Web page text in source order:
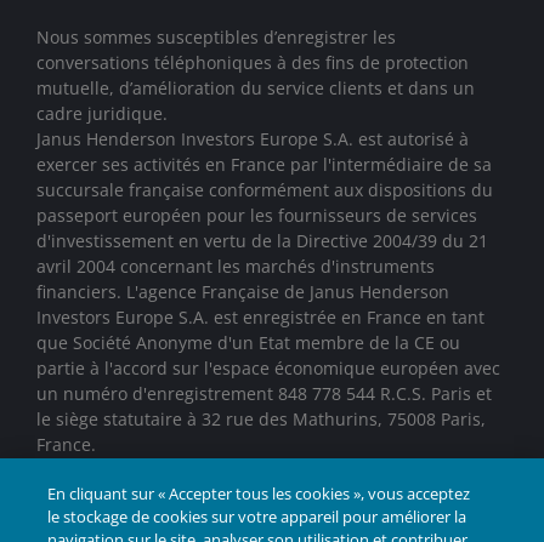
Nous sommes susceptibles d’enregistrer les
conversations téléphoniques à des fins de protection
mutuelle, d’amélioration du service clients et dans un
cadre juridique.
Janus Henderson Investors Europe S.A. est autorisé à
exercer ses activités en France par l'intermédiaire de sa
succursale française conformément aux dispositions du
passeport européen pour les fournisseurs de services
d'investissement en vertu de la Directive 2004/39 du 21
avril 2004 concernant les marchés d'instruments
financiers. L'agence Française de Janus Henderson
Investors Europe S.A. est enregistrée en France en tant
que Société Anonyme d'un Etat membre de la CE ou
partie à l'accord sur l'espace économique européen avec
un numéro d'enregistrement 848 778 544 R.C.S. Paris et
le siège statutaire à 32 rue des Mathurins, 75008 Paris,
France.
Janus Henderson® et toutes les autres marques
déposées utilisées dans le présent document sont des
En cliquant sur « Accepter tous les cookies », vous acceptez
le stockage de cookies sur votre appareil pour améliorer la